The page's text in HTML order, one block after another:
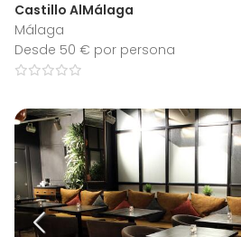
Castillo AlMálaga
Málaga
Desde 50 € por persona